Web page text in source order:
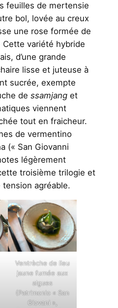
feuilles de mertensie
bol, lovée au creux
une rose formée de
Cette variété hybride
d’une grande
lisse et juteuse à
sucrée, exempte
de ssamjanget
viennent
tout en fraicheur.
de vermentino
(« San Giovanni
légèrement
troisième trilogie et
tension agréable.
Ventrèche de lieu
jaune fumée aux
algues
(Patrimonio « San
Giovani »,